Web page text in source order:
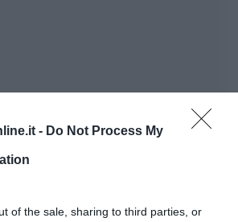
- Do Not Process My
of the sale, sharing to third parties, or